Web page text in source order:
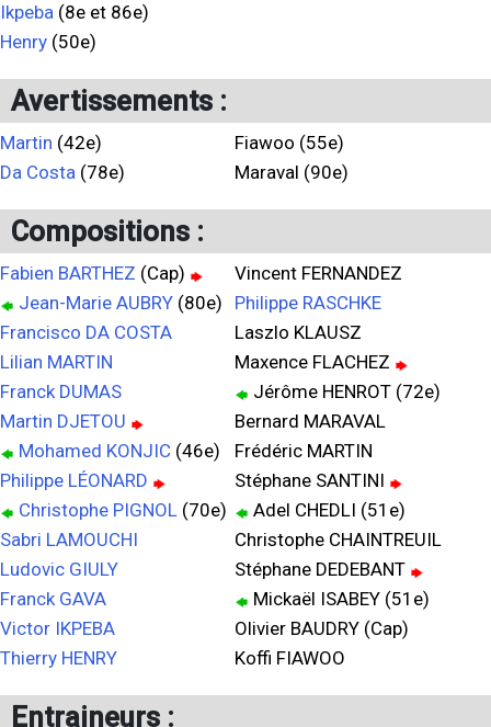
Ikpeba (8e et 86e)
Henry (50e)
Avertissements :
Martin (42e)
Da Costa (78e)
Fiawoo (55e)
Maraval (90e)
Compositions :
Fabien BARTHEZ (Cap)
Jean-Marie AUBRY (80e)
Francisco DA COSTA
Lilian MARTIN
Franck DUMAS
Martin DJETOU
Mohamed KONJIC (46e)
Philippe LÉONARD
Christophe PIGNOL (70e)
Sabri LAMOUCHI
Ludovic GIULY
Franck GAVA
Victor IKPEBA
Thierry HENRY
Vincent FERNANDEZ
Philippe RASCHKE
Laszlo KLAUSZ
Maxence FLACHEZ
Jérôme HENROT (72e)
Bernard MARAVAL
Frédéric MARTIN
Stéphane SANTINI
Adel CHEDLI (51e)
Christophe CHAINTREUIL
Stéphane DEDEBANT
Mickaël ISABEY (51e)
Olivier BAUDRY (Cap)
Koffi FIAWOO
Entraineurs :